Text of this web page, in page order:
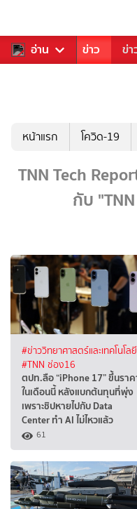
อ่าน
คุณ กีฬา ข่าว ข่
หน้าแรก โควิด-19
TNN Tech
กับ
#ข่าววิทยาศาสตร์และเทคโนโลยี
#TNN ช่อง16
ตปท.ลือ “iPhone 17” ขึ้นรา
ในเดือนนี้ หลังแบกต้นทุนที่พุ่ง
เพราะชิปหายไปกับ Data
Center ทำ AI ไม่ไหวแล้ว
61